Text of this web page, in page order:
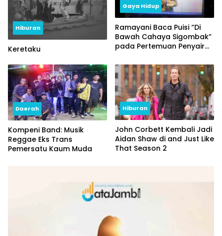
Hiburan
Keretaku
Gaya Hidup
Ramayani Baca Puisi “Di
Bawah Cahaya Sigombak”
pada Pertemuan Penyair
Lumpur
Daerah
Kompeni Band: Musik
Reggae Eks Trans
Pemersatu Kaum Muda
Hiburan
John Corbett Kembali Jadi
Aidan Shaw di and Just Like
That Season 2